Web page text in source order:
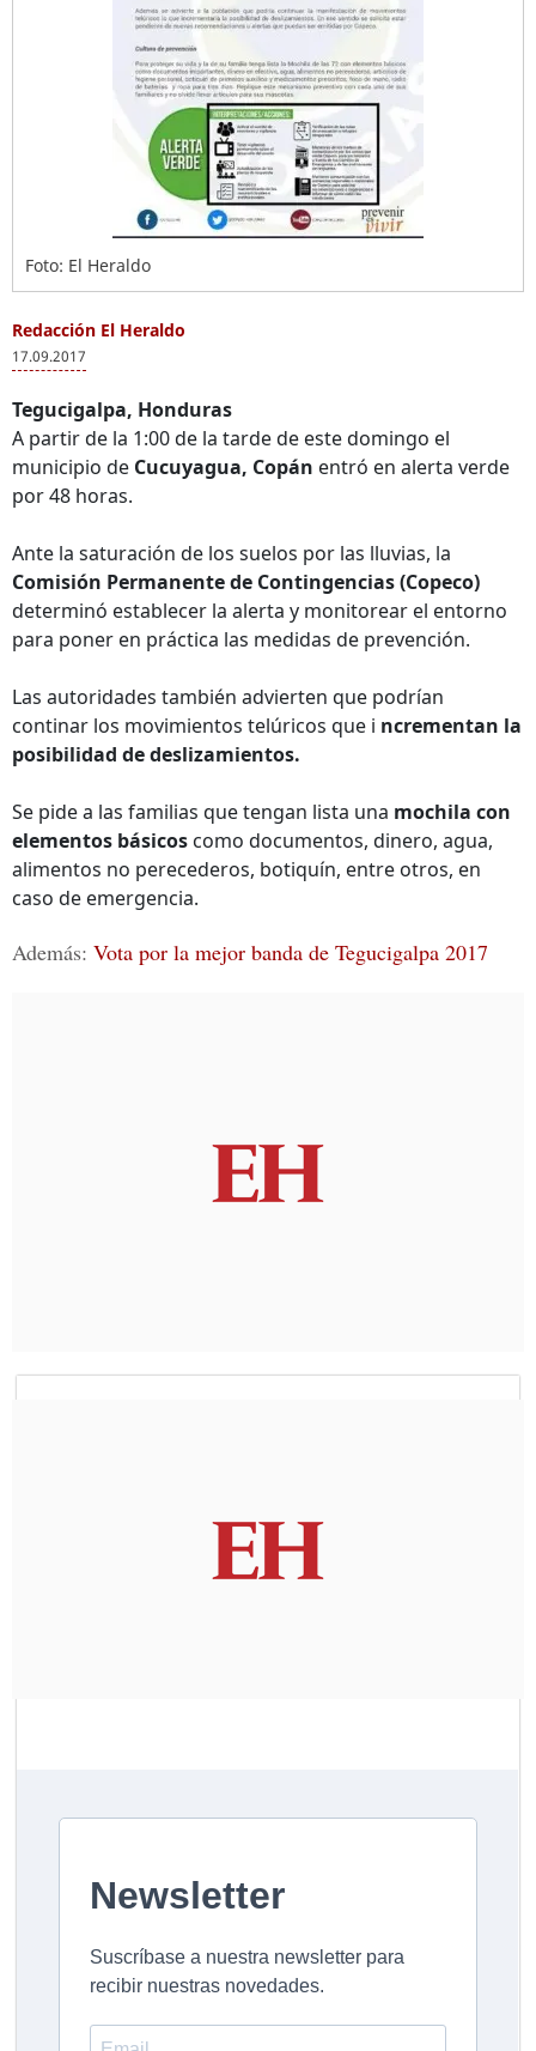
Foto: El Heraldo
Redacción El Heraldo
17.09.2017
Tegucigalpa, Honduras
A partir de la 1:00 de la tarde de este domingo el
municipio de Cucuyagua, Copán entró en alerta verde
por 48 horas.
Ante la saturación de los suelos por las lluvias, la
Comisión Permanente de Contingencias (Copeco)
determinó establecer la alerta y monitorear el entorno
para poner en práctica las medidas de prevención.
Las autoridades también advierten que podrían
continar los movimientos telúricos que i ncrementan la
posibilidad de deslizamientos.
Se pide a las familias que tengan lista una mochila con
elementos básicos como documentos, dinero, agua,
alimentos no perecederos, botiquín, entre otros, en
caso de emergencia.
Además: Vota por la mejor banda de Tegucigalpa 2017